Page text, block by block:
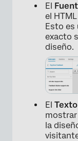
El
el
Esto es
exacto
diseño.
El
la